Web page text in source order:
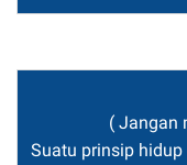
( Jangan
Suatu prinsip